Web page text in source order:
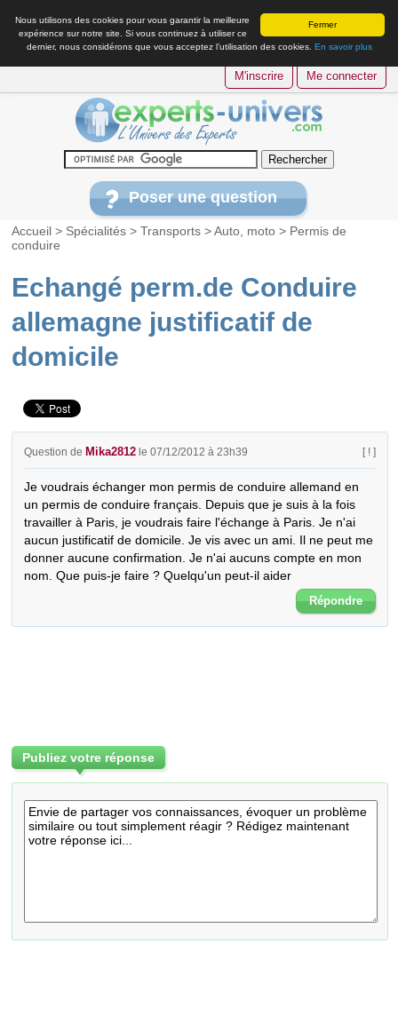
Fermer
Nous utilisons des cookies pour vous garantir la meilleure
expérience sur notre site. Si vous continuez à utiliser ce
dernier, nous considérons que vous acceptez l’utilisation des cookies. En savoir plus
M'inscrire Me connecter
Poser une question
Accueil > Spécialités >Transports >Auto, moto > Permis de
conduire
Echangé perm.de Conduire
allemagne justificatif de
domicile
Question de Mika2812 le 07/12/2012 à 23h39 [ ! ]
Je voudrais échanger mon permis de conduire allemand en
un permis de conduire français. Depuis que je suis à la fois
travailler à Paris, je voudrais faire l'échange à Paris. Je n'ai
aucun justificatif de domicile. Je vis avec un ami. Il ne peut me
donner aucune confirmation. Je n'ai aucuns compte en mon
nom. Que puis-je faire ? Quelqu'un peut-il aider
Répondre
Publiez votre réponse